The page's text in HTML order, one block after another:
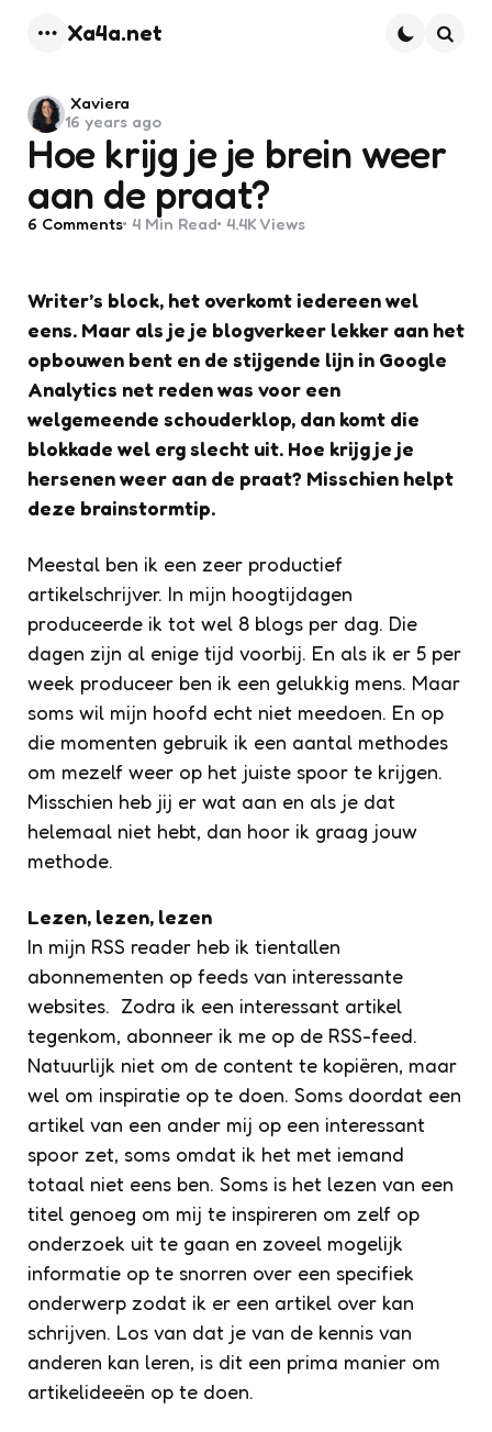
Xa4a.net
Hoe krijg je je brein weer
aan de praat?
Posted
by
Xaviera
16 years ago
6 Comments 4 Min Read 4.4K Views
Writer’s block, het overkomt iedereen wel
eens. Maar als je je blogverkeer lekker aan het
opbouwen bent en de stijgende lijn in Google
Analytics net reden was voor een
welgemeende schouderklop, dan komt die
blokkade wel erg slecht uit. Hoe krijg je je
hersenen weer aan de praat? Misschien helpt
deze brainstormtip.
Meestal ben ik een zeer productief
artikelschrijver. In mijn hoogtijdagen
produceerde ik tot wel 8 blogs per dag. Die
dagen zijn al enige tijd voorbij. En als ik er 5 per
week produceer ben ik een gelukkig mens. Maar
soms wil mijn hoofd echt niet meedoen. En op
die momenten gebruik ik een aantal methodes
om mezelf weer op het juiste spoor te krijgen.
Misschien heb jij er wat aan en als je dat
helemaal niet hebt, dan hoor ik graag jouw
methode.
Lezen, lezen, lezen
In mijn RSS reader heb ik tientallen
abonnementen op feeds van interessante
websites. Zodra ik een interessant artikel
tegenkom, abonneer ik me op de RSS-feed.
Natuurlijk niet om de content te kopiëren, maar
wel om inspiratie op te doen. Soms doordat een
artikel van een ander mij op een interessant
spoor zet, soms omdat ik het met iemand
totaal niet eens ben. Soms is het lezen van een
titel genoeg om mij te inspireren om zelf op
onderzoek uit te gaan en zoveel mogelijk
informatie op te snorren over een specifiek
onderwerp zodat ik er een artikel over kan
schrijven. Los van dat je van de kennis van
anderen kan leren, is dit een prima manier om
artikelideeën op te doen.